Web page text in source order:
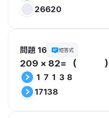
26620
問題 16 短答式
１７１３８
17138